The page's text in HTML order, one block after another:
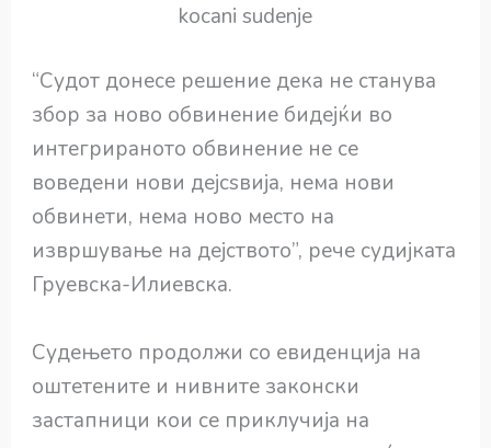
kocani sudenje
“Судот донесе решение дека не станува
збор за ново обвинение бидејќи во
интегрираното обвинение не се
воведени нови дејсѕвија, нема нови
обвинети, нема ново место на
извршување на дејството”, рече судијката
Груевска-Илиевска.
Судењето продолжи со евиденција на
оштетените и нивните законски
застапници кои се приклучија на